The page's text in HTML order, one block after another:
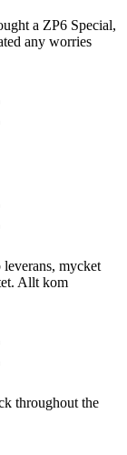
a ZP6 Special,
any worries
mycket
Allt kom
throughout the